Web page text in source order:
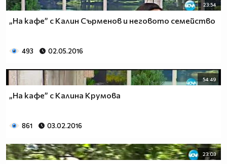
23:54
„На кафе” с Калин Сърменов и неговото семейство
493 02.05.2016
54:49
„На кафе” с Калина Крумова
861 03.02.2016
23:03